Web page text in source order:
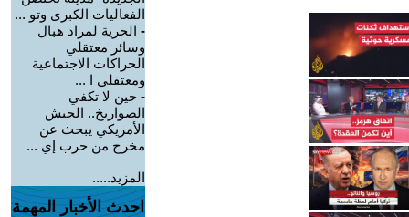
الفعاليات الكبرى وتو ...
- الحرية لمراد هبال
وسائر معتقلي
الحراكات الاجتماعية
ومعتقلي ا ...
- حين لا تكفي
الصواريخ.. الجيش
الأمريكي يبحث عن
مخرج من حرب إي ...
المزيد.....
احدث الأخبار المهمة